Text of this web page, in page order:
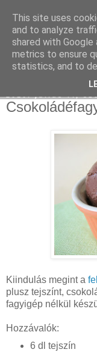
Moha
Kiindulás megint a
plusz tejszínt,
fagyigép nélkül
Hozzávalók:
6 dl tejszín
This site uses
and to analyze
shared with
metrics to ensure
statistics, and to